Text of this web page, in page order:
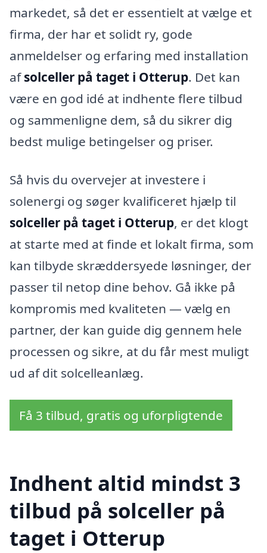
markedet, så det er essentielt at vælge et
firma, der har et solidt ry, gode
anmeldelser og erfaring med installation
afsolceller på taget i Otterup. Det kan
være en god idé at indhente flere tilbud
og sammenligne dem, så du sikrer dig
bedst mulige betingelser og priser.
Så hvis du overvejer at investere i
solenergi og søger kvalificeret hjælp til
solceller på taget i Otterup, er det klogt
at starte med at finde et lokalt firma, som
kan tilbyde skræddersyede løsninger, der
passer til netop dine behov. Gå ikke på
kompromis med kvaliteten — vælg en
partner, der kan guide dig gennem hele
processen og sikre, at du får mest muligt
ud af dit solcelleanlæg.
Få 3 tilbud, gratis og uforpligtende
Indhent altid mindst 3
tilbud på solceller på
taget i Otterup